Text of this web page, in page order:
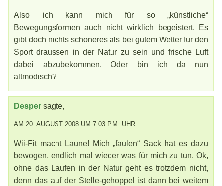
Also ich kann mich für so „künstliche“
Bewegungsformen auch nicht wirklich begeistert. Es
gibt doch nichts schöneres als bei gutem Wetter für den
Sport draussen in der Natur zu sein und frische Luft
dabei abzubekommen. Oder bin ich da nun
altmodisch?
Desper sagte,
AM 20. AUGUST 2008 UM 7:03 P.M. UHR
Wii-Fit macht Laune! Mich „faulen“ Sack hat es dazu
bewogen, endlich mal wieder was für mich zu tun. Ok,
ohne das Laufen in der Natur geht es trotzdem nicht,
denn das auf der Stelle-gehoppel ist dann bei weitem